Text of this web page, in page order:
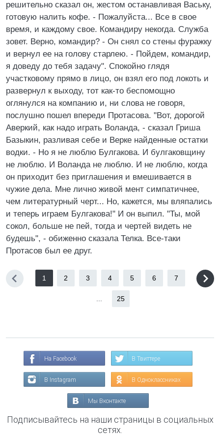
решительно сказал он, жестом останавливая Ваську,
готовую налить кофе. - Пожалуйста... Все в свое
время, и каждому свое. Командиру некогда. Служба
зовет. Верно, командир? - Он снял со стены фуражку
и вернул ее на голову старлею. - Пойдем, командир,
я доведу до тебя задачу". Спокойно глядя
участковому прямо в лицо, он взял его под локоть и
развернул к выходу, тот как-то беспомощно
оглянулся на компанию и, ни слова не говоря,
послушно пошел впереди Протасова. "Вот, дорогой
Аверкий, как надо играть Воланда, - сказал Гриша
Базыкин, разливая себе и Верке найденные остатки
водки. - Но я не люблю Булгакова. И булгаковщину
не люблю. И Воланда не люблю. И не люблю, когда
он приходит без приглашения и вмешивается в
чужие дела. Мне лично живой мент симпатичнее,
чем литературный черт... Но, кажется, мы вляпались
и теперь играем Булгакова!" И он выпил. "Ты, мой
сокол, больше не пей, тогда и чертей видеть не
будешь", - обиженно сказала Телка. Все-таки
Протасов был ее друг.
1 2 3 4 5 6 7
25
На Facebook В Твиттере
В Instagram В Одноклассниках
Мы Вконтакте
Подписывайтесь на наши страницы в социальных
сетях.